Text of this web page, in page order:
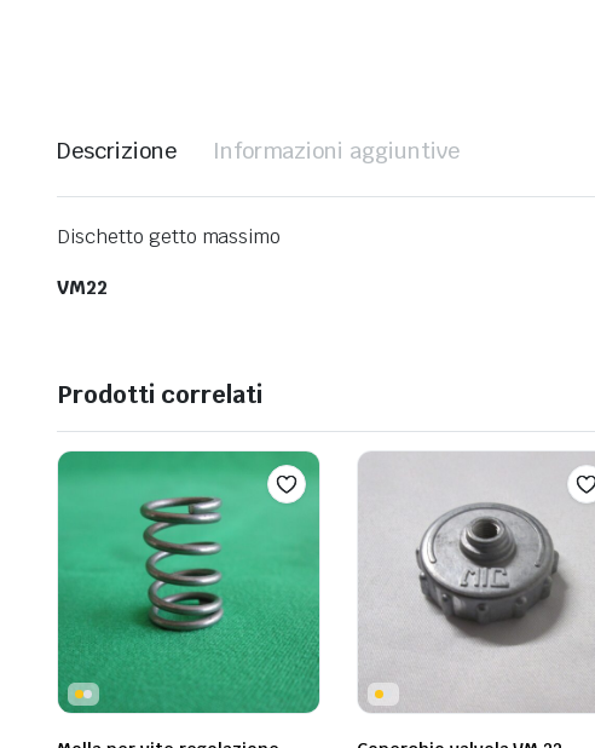
Descrizione Informazioni aggiuntive
Dischetto getto massimo
VM22
Prodotti correlati